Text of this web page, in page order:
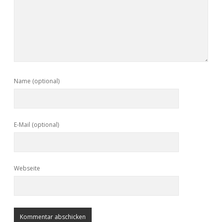
Name (optional)
E-Mail (optional)
Webseite